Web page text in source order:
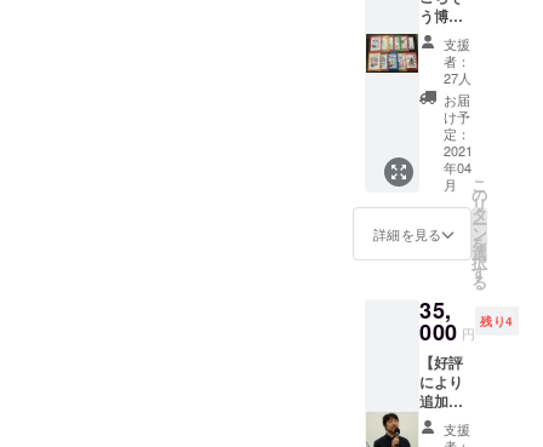
Ziguezo
n
Zinzon -
カナダ
7.Bread
and
Roses -
アメリ
8.Canci
on del
Pajaro -
Battle
of
Jericho
- 黒人霊
歌
10.Dow
n By
グルメ
ランキ
ング世
界美食
ランキ
ング１
位 ③マ
トンカ
レー
（羊の
スパイ
スカ
チェッ
タアー
ルヒン
（鶏肉
とじゃ
がいも
のスパ
う博物
館！厳
選スー
プ１１
種送料
込 ①ア
ホスー
プ（ス
ペイン
にんに
くスー
プ） ②
ボルシ
チ（ロ
族料
理） ③
ファソ
ラーダ
白い豆
のスー
プ（ギ
支援
者：
27人
お届
け予
定：
2021
年04
月
詳細を見る
こ
の
リ
タ
ー
ン
を
選
択
す
る
35,
000 円
残り4
【好評
により
追加】
本山尚
義 ２
支援